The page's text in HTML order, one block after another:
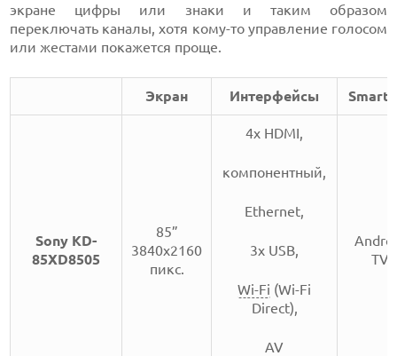
экране цифры или знаки и таким образом
переключать каналы, хотя кому-то управление голосом
или жестами покажется проще.
Экран Интерфейсы Smart
Sony KD-
85XD8505
85”
3840x2160
пикс.
4x HDMI,
компонентный,
Ethernet,
3х USB,
Wi-Fi (Wi-Fi
Direct),
AV
TV